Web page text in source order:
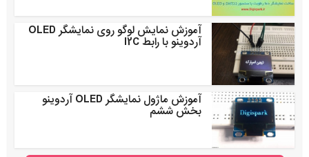
آموزش نمایش لوگو روی نمایشگر OLED
آردوینو با رابط I2C
آموزش ماژول نمایشگر OLED آردوینو
بخش ششم